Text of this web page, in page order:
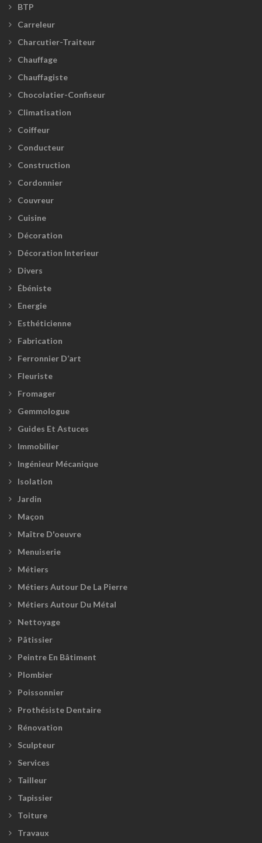
BTP
Carreleur
Charcutier-Traiteur
Chauffage
Chauffagiste
Chocolatier-Confiseur
Climatisation
Coiffeur
Conducteur
Construction
Cordonnier
Couvreur
Cuisine
Décoration
Décoration Interieur
Divers
Ébéniste
Energie
Esthéticienne
Fabrication
Ferronnier D’art
Fleuriste
Fromager
Gemmologue
Guides Et Astuces
Immobilier
Ingénieur Mécanique
Isolation
Jardin
Maçon
Maître D'oeuvre
Menuiserie
Métiers
Métiers Autour De La Pierre
Métiers Autour Du Métal
Nettoyage
Pâtissier
Peintre En Bâtiment
Plombier
Poissonnier
Prothésiste Dentaire
Rénovation
Sculpteur
Services
Tailleur
Tapissier
Toiture
Travaux